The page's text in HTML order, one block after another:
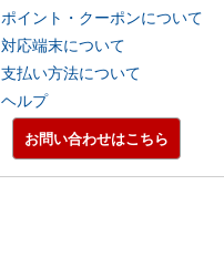
ポイント・クーポンについて
対応端末について
支払い方法について
ヘルプ
お問い合わせはこちら